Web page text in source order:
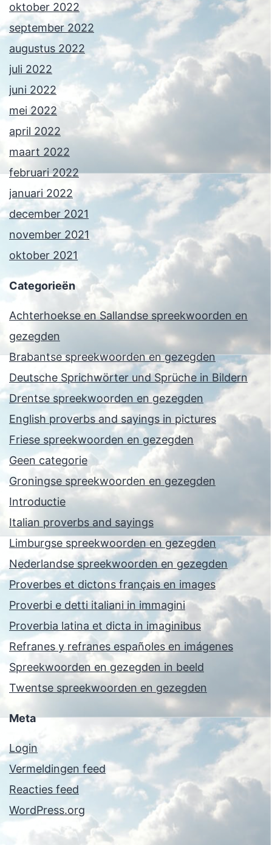
oktober 2022
september 2022
augustus 2022
juli 2022
juni 2022
mei 2022
april 2022
maart 2022
februari 2022
januari 2022
december 2021
november 2021
oktober 2021
Categorieën
Achterhoekse en Sallandse spreekwoorden en
gezegden
Brabantse spreekwoorden en gezegden
Deutsche Sprichwörter und Sprüche in Bildern
Drentse spreekwoorden en gezegden
English proverbs and sayings in pictures
Friese spreekwoorden en gezegden
Geen categorie
Groningse spreekwoorden en gezegden
Introductie
Italian proverbs and sayings
Limburgse spreekwoorden en gezegden
Nederlandse spreekwoorden en gezegden
Proverbes et dictons français en images
Proverbi e detti italiani in immagini
Proverbia latina et dicta in imaginibus
Refranes y refranes españoles en imágenes
Spreekwoorden en gezegden in beeld
Twentse spreekwoorden en gezegden
Meta
Login
Vermeldingen feed
Reacties feed
WordPress.org